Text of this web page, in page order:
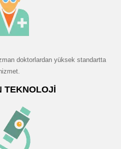
doktorlardan yüksek standartta
hizmet.
TEKNOLOJI